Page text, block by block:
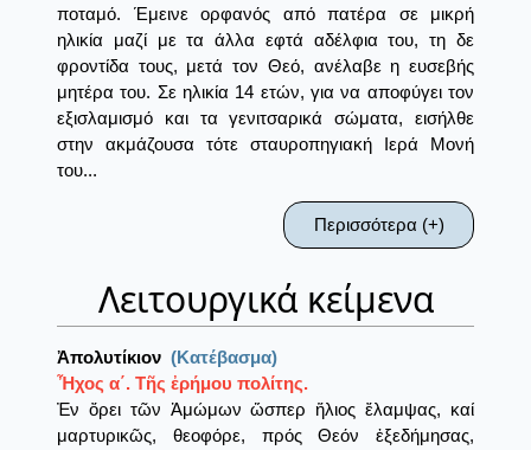
ποταμό. Έμεινε ορφανός από πατέρα σε μικρή
ηλικία μαζί με τα άλλα εφτά αδέλφια του, τη δε
φροντίδα τους, μετά τον Θεό, ανέλαβε η ευσεβής
μητέρα του. Σε ηλικία 14 ετών, για να αποφύγει τον
εξισλαμισμό και τα γενιτσαρικά σώματα, εισήλθε
στην ακμάζουσα τότε σταυροπηγιακή Ιερά Μονή
του...
Περισσότερα (+)
Λειτουργικά κείμενα
Ἀπολυτίκιον (Κατέβασμα)
Ἦχος α΄. Τῆς ἐρήμου πολίτης.
Ἐν ὄρει τῶν Ἀμώμων ὥσπερ ἥλιος ἔλαμψας, καί
μαρτυρικῶς, θεοφόρε, πρός Θεόν ἐξεδήμησας,